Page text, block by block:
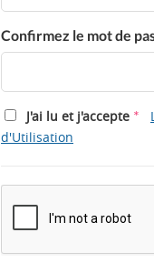
Confirmez le mot de
J'ai lu et j'accepte *
d'Utilisation